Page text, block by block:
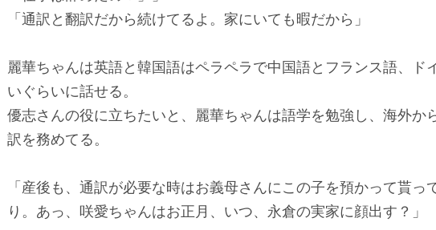
「通訳と翻訳だから続けてるよ。家にいても暇だから」
麗華ちゃんは英語と韓国語はペラペラで中国語とフランス語、ド
いぐらいに話せる。
優志さんの役に立ちたいと、麗華ちゃんは語学を勉強し、海外か
訳を務めてる。
「産後も、通訳が必要な時はお義母さんにこの子を預かって貰っ
り。あっ、咲愛ちゃんはお正月、いつ、永倉の実家に顔出す？」